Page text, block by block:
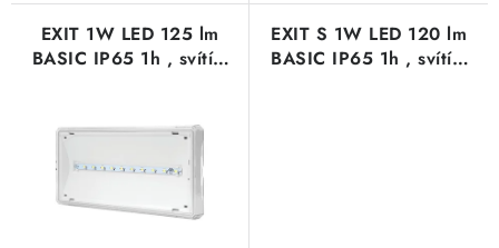
Otevírací doba výdejny
Obchodní podmínky
Ochrana osobních údajů
Moje objednávka
EXIT 1W LED 125 lm
BASIC IP65 1h , svítící
EXIT S 1W LED 120 lm
BASIC IP65 1h , svítící